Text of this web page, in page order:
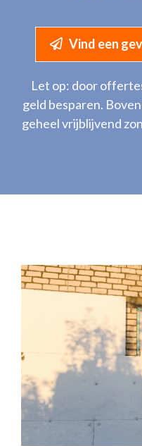
Vind een
Let op: door
geld besparen.
geheel vrijblijvend